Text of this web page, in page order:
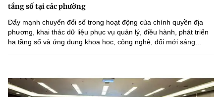
tầng số tại các phường
Đẩy mạnh chuyển đổi số trong hoạt động của chính quyền địa
phương, khai thác dữ liệu phục vụ quản lý, điều hành, phát triển
hạ tầng số và ứng dụng khoa học, công nghệ, đổi mới sáng...